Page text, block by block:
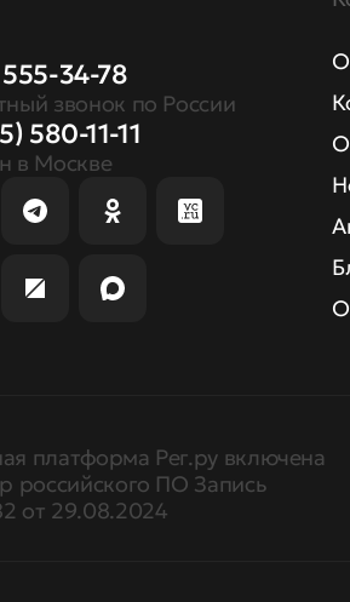
34-78
звонок по России
580-11-11
в Москве
платформа Рег.ру включена
российского ПО Запись
от 29.08.2024